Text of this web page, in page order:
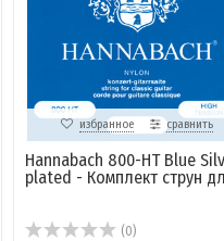
избранное сравнить
Hannabach 800-HT Blue
plated - Комплект струн
(0)